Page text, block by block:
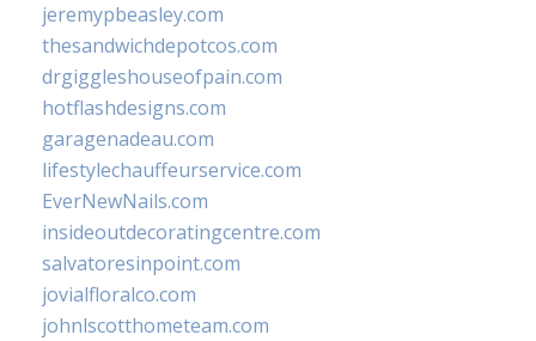
jeremypbeasley.com
thesandwichdepotcos.com
drgiggleshouseofpain.com
hotflashdesigns.com
garagenadeau.com
lifestylechauffeurservice.com
EverNewNails.com
insideoutdecoratingcentre.com
salvatoresinpoint.com
jovialfloralco.com
johnlscotthometeam.com